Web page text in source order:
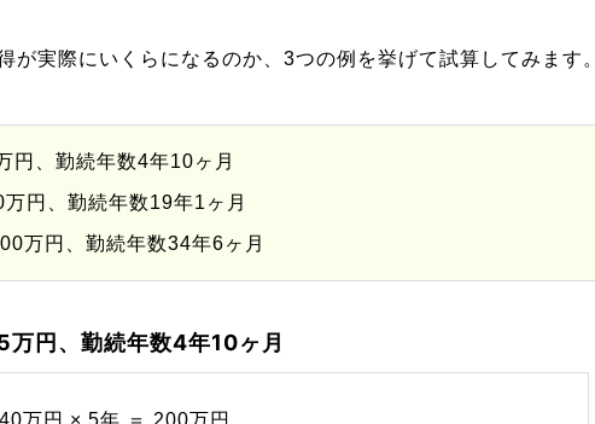
が実際にいくらになるのか、3つの例を挙げて試算してみます。
円、勤続年数4年10ヶ月
円、勤続年数19年1ヶ月
万円、勤続年数34年6ヶ月
円、勤続年数4年10ヶ月
万円 × 5年 ＝ 200万円